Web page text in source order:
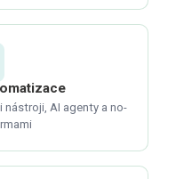
AI agenty a no-